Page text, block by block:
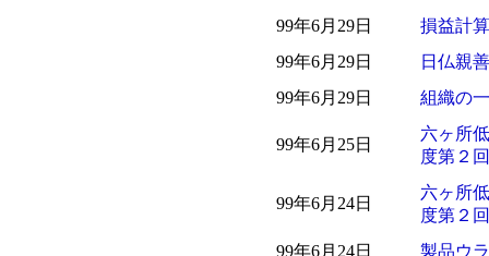
99年6月29日
損益計
99年6月29日
日仏親
99年6月29日
組織の
99年6月25日
六ヶ所
度第２
99年6月24日
六ヶ所
度第２
99年6月24日
製品ウ